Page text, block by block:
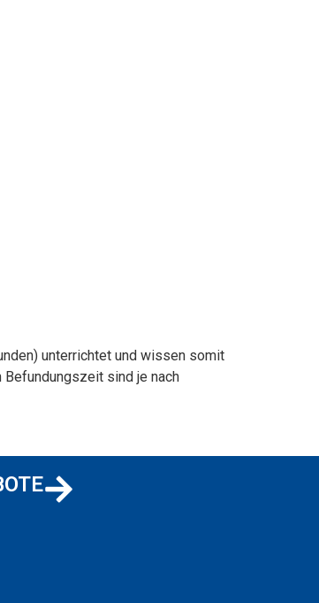
unterrichtet und wissen somit
sind je nach